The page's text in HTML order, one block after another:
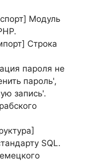
Модуль
Строка
пароля не
пароль',
запись'.
SQL.